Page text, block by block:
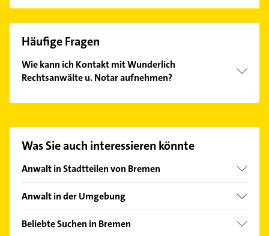
Häufige Fragen
Wie kann ich Kontakt mit Wunderlich
Rechtsanwälte u. Notar aufnehmen?
Hier finden Sie alleKontaktdaten
Was Sie auch interessieren könnte
Anwalt in Stadtteilen von Bremen
Alte Neustadt
Bürgerweide/Barkhof
Anwalt in der Umgebung
Stuhr
Beliebte Suchen in Bremen